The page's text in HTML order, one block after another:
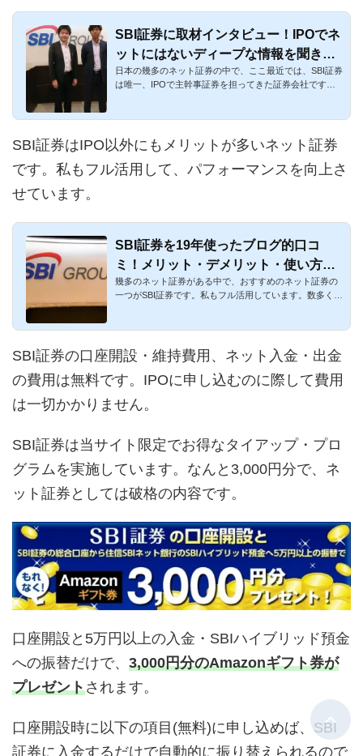
SBI証券に取材インタビュー！IPOでネ
ットにはないディープな情報を聞き倒
しました！
日本の幾多のネット証券の中で、ここ最近では、SBI証券
は唯一、IPOで主幹事証券を担ってきた証券会社です。
SBI証券はIPO以外にもメリットが多いネット証券
です。私もフル活用して、パフォーマンスを向上さ
せています。
SBI証券を19年使ったブログ的口コ
ミ！メリット・デメリット・使い方を
解説
幾多のネット証券がある中で、おすすめのネット証券の
一つがSBI証券です。私もフル活用しています。数多くの
SBI証券の口座開設・維持費用、ネット入金・出金
の費用は無料です。IPOに申し込むのに際して費用
は一切かかりません。
SBI証券は当サイト限定でお得なタイアップ・プロ
グラムを実施しています。なんと3,000円分で、ネ
ット証券としては破格の内容です。
口座開設と5万円以上の入金・SBIハイブリッド預金
への振替だけで、 3,000円分のAmazonギフト券が
プレゼントされます。
口座開設時に以下の項目(無料)に申し込めば、SBI
証券に入金するだけで自動的に振り替えられるので